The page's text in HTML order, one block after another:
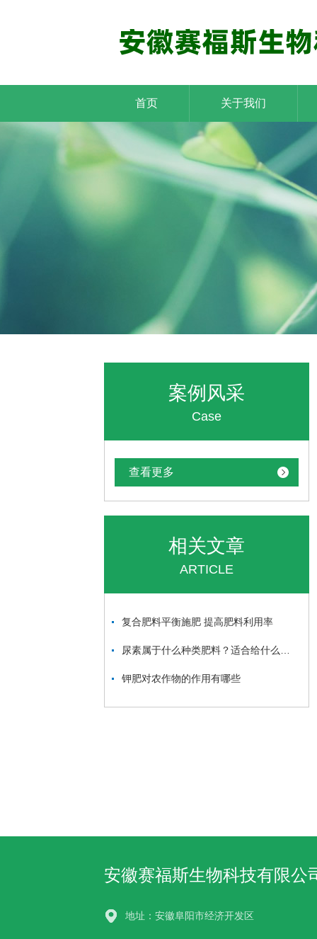
首页 关于我们
案例风采
Case
查看更多
相关文章
ARTICLE
复合肥料平衡施肥 提高肥料利用率
钾肥对农作物的作用有哪些
安徽赛福斯生物科技有限公
地址：安徽阜阳市经济开发区